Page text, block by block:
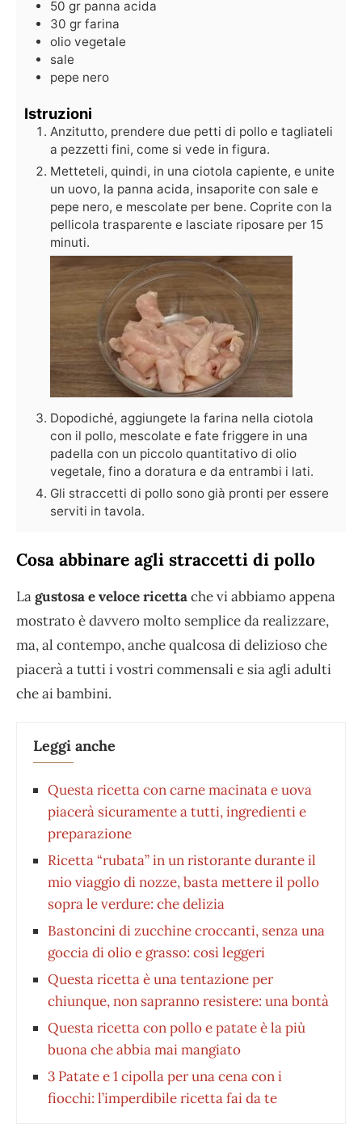
50 gr panna acida
30 gr farina
olio vegetale
sale
pepe nero
Istruzioni
Anzitutto, prendere due petti di pollo e tagliateli
a pezzetti fini, come si vede in figura.
Metteteli, quindi, in una ciotola capiente, e unite
un uovo, la panna acida, insaporite con sale e
pepe nero, e mescolate per bene. Coprite con la
pellicola trasparente e lasciate riposare per 15
minuti.
Dopodiché, aggiungete la farina nella ciotola
con il pollo, mescolate e fate friggere in una
padella con un piccolo quantitativo di olio
vegetale, fino a doratura e da entrambi i lati.
Gli straccetti di pollo sono già pronti per essere
serviti in tavola.
Cosa abbinare agli straccetti di pollo
Lagustosa e veloce ricettache vi abbiamo appena
mostrato è davvero molto semplice da realizzare,
ma, al contempo, anche qualcosa di delizioso che
piacerà a tutti i vostri commensali e sia agli adulti
che ai bambini.
Leggi anche
Questa ricetta con carne macinata e uova
piacerà sicuramente a tutti, ingredienti e
preparazione
Ricetta “rubata” in un ristorante durante il
mio viaggio di nozze, basta mettere il pollo
sopra le verdure: che delizia
Bastoncini di zucchine croccanti, senza una
goccia di olio e grasso: così leggeri
Questa ricetta è una tentazione per
chiunque, non sapranno resistere: una bontà
Questa ricetta con pollo e patate è la più
buona che abbia mai mangiato
3 Patate e 1 cipolla per una cena con i
fiocchi: l’imperdibile ricetta fai da te